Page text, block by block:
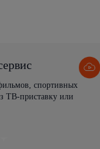
спортивных
ТВ-приставку или